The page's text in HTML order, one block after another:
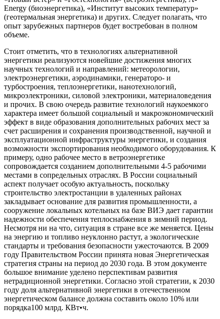
Energy (биоэнергетика), «Институт высоких температур»
(геотермальная энергетика) и других. Следует полагать, что
опыт зарубежных партнеров будет востребован в полном
объеме.
Стоит отметить, что в технологиях альтернативной
энергетики реализуются новейшие достижения многих
научных технологий и направлений: метеорологии,
электроэнергетики, аэродинамики, генераторо- и
турбостроения, теплоэнергетики, нанотехнологий,
микроэлектроники, силовой электроники, материаловедения
и прочих. В свою очередь развитие технологий наукоемкого
характера имеет большой социальный и макроэкономический
эффект в виде образования дополнительных рабочих мест за
счет расширения и сохранения производственной, научной и
эксплуатационной инфраструктуры энергетики, и создания
возможности экспортирования необходимого оборудования. К
примеру, одно рабочее место в ветроэнергетике
сопровождается созданием дополнительными 4-5 рабочими
местами в сопредельных отраслях. В России социальный
аспект получает особую актуальность, поскольку
строительство электростанции в удаленных районах
закладывает основание для развития промышленности, а
сооружение локальных котельных на базе ВИЭ дает гарантии
надежности обеспечения теплоснабжения в зимний период.
Несмотря ни на что, ситуация в стране все же меняется. Цены
на энергию и топливо неуклонно растут, а экологические
стандарты и требования безопасности ужесточаются. В 2009
году Правительством России принята новая Энергетическая
стратегия страны на период до 2030 года. В этом документе
большое внимание уделено перспективам развития
нетрадиционной энергетики. Согласно этой стратегии, к 2030
году доля альтернативной энергетики в отечественном
энергетическом балансе должна составить около 10% или
порядка100 млрд. КВт•ч.